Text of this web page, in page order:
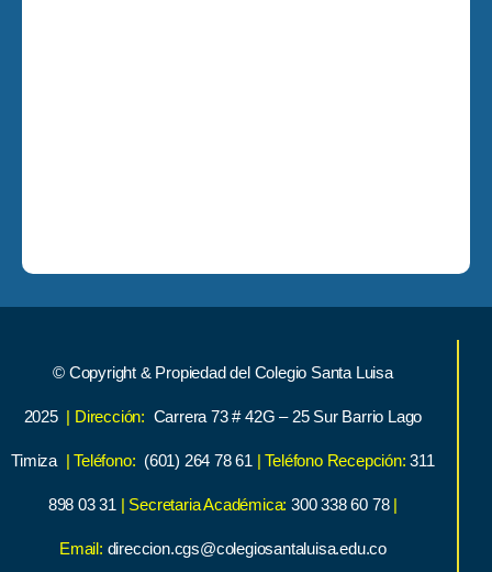
© Copyright & Propiedad del Colegio Santa Luisa
2025 | Dirección: Carrera 73 # 42G – 25 Sur Barrio Lago
Timiza | Teléfono: (601) 264 78 61 | Teléfono Recepción: 311
898 03 31 | Secretaria Académica:300 338 60 78 |
Email: direccion.cgs@colegiosantaluisa.edu.co